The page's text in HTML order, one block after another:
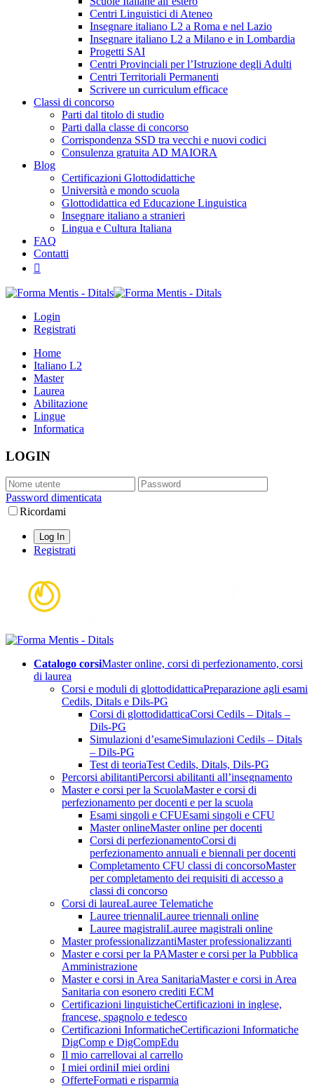
Centri Linguistici di Ateneo
Insegnare italiano L2 a Roma e nel Lazio
Insegnare italiano L2 a Milano e in Lombardia
Progetti SAI
Centri Provinciali per l’Istruzione degli Adulti
Centri Territoriali Permanenti
Scrivere un curriculum efficace
Classi di concorso
Parti dal titolo di studio
Parti dalla classe di concorso
Corrispondenza SSD tra vecchi e nuovi codici
Consulenza gratuita AD MAIORA
Blog
Certificazioni Glottodidattiche
Università e mondo scuola
Glottodidattica ed Educazione Linguistica
Insegnare italiano a stranieri
Lingua e Cultura Italiana
FAQ
Contatti
Login
Registrati
Home
Italiano L2
Master
Laurea
Abilitazione
Lingue
Informatica
LOGIN
Password dimenticata
Ricordami
Registrati
Catalogo corsiMaster online, corsi di perfezionamento, corsi
di laurea
Corsi e moduli di glottodidatticaPreparazione agli esami
Cedils, Ditals e Dils-PG
Corsi di glottodidatticaCorsi Cedils – Ditals –
Dils-PG
Simulazioni d’esameSimulazioni Cedils – Ditals
– Dils-PG
Test di teoriaTest Cedils, Ditals, Dils-PG
Percorsi abilitantiPercorsi abilitanti all’insegnamento
Master e corsi per la ScuolaMaster e corsi di
perfezionamento per docenti e per la scuola
Esami singoli e CFUEsami singoli e CFU
Master onlineMaster online per docenti
Corsi di perfezionamentoCorsi di
perfezionamento annuali e biennali per docenti
Completamento CFU classi di concorsoMaster
per completamento dei requisiti di accesso a
classi di concorso
Corsi di laureaLauree Telematiche
Lauree triennaliLauree triennali online
Lauree magistraliLauree magistrali online
Master professionalizzantiMaster professionalizzanti
Master e corsi per la PAMaster e corsi per la Pubblica
Amministrazione
Master e corsi in Area SanitariaMaster e corsi in Area
Sanitaria con esonero crediti ECM
Certificazioni linguisticheCertificazioni in inglese,
francese, spagnolo e tedesco
Certificazioni InformaticheCertificazioni Informatiche
DigComp e DigCompEdu
Il mio carrellovai al carrello
I miei ordiniI miei ordini
OfferteFormati e risparmia